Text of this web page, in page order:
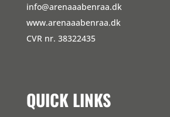
info@arenaaabenraa.dk
www.arenaaabenraa.dk
CVR nr. 38322435
QUICK LINKS